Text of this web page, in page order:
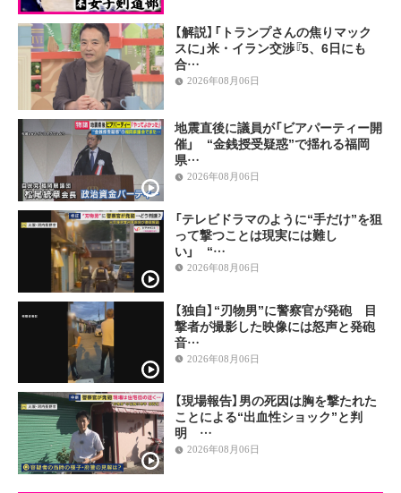
【解説】「トランプさんの焦りマック
スに」米・イラン交渉『5、6日にも
合…
2026年08月06日
地震直後に議員が「ビアパーティー開
催」 “金銭授受疑惑”で揺れる福岡
県…
2026年08月06日
「テレビドラマのように“手だけ”を狙
って撃つことは現実には難し
い」 “…
2026年08月06日
【独自】“刃物男”に警察官が発砲 目
撃者が撮影した映像には怒声と発砲
音…
2026年08月06日
【現場報告】男の死因は胸を撃たれた
ことによる“出血性ショック”と判
明 …
2026年08月06日